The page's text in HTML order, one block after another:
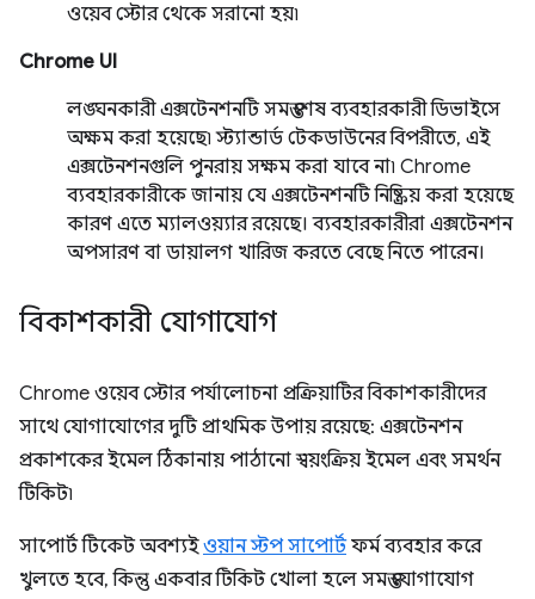
ওয়েব স্টোর থেকে সরানো হয়৷
Chrome UI
লঙ্ঘনকারী এক্সটেনশনটি সমস্ত শেষ ব্যবহারকারী ডিভাইসে
অক্ষম করা হয়েছে৷ স্ট্যান্ডার্ড টেকডাউনের বিপরীতে, এই
এক্সটেনশনগুলি পুনরায় সক্ষম করা যাবে না৷ Chrome
ব্যবহারকারীকে জানায় যে এক্সটেনশনটি নিষ্ক্রিয় করা হয়েছে
কারণ এতে ম্যালওয়্যার রয়েছে। ব্যবহারকারীরা এক্সটেনশন
অপসারণ বা ডায়ালগ খারিজ করতে বেছে নিতে পারেন।
বিকাশকারী যোগাযোগ
Chrome ওয়েব স্টোর পর্যালোচনা প্রক্রিয়াটির বিকাশকারীদের
সাথে যোগাযোগের দুটি প্রাথমিক উপায় রয়েছে: এক্সটেনশন
প্রকাশকের ইমেল ঠিকানায় পাঠানো স্বয়ংক্রিয় ইমেল এবং সমর্থন
টিকিট৷
সাপোর্ট টিকেট অবশ্যইওয়ান স্টপ সাপোর্টফর্ম ব্যবহার করে
খুলতে হবে, কিন্তু একবার টিকিট খোলা হলে সমস্ত যোগাযোগ